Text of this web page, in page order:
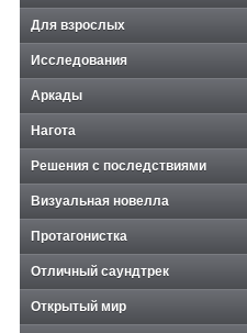
Для взрослых
Исследования
Аркады
Нагота
Решения с последствиями
Визуальная новелла
Протагонистка
Отличный саундтрек
Открытый мир